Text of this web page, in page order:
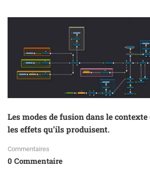
LES
SUR
LE
NODE
MERGE:
Les modes de fusion dans le
les effets qu’ils produisent.
Commentaires
0 Commentaire